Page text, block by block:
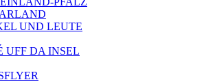
UND LEUTE
UFF DA INSEL